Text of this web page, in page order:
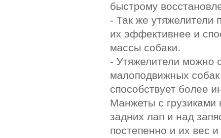
быстрому
- Так же утяжелители
их эффективнее и
массы собаки.
- Утяжелители можно
малоподвижных
способствует более
Манжеты с грузиками
задних лап и над
постепенно и их вес